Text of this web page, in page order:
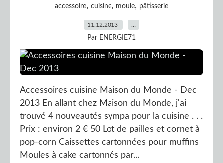
accessoire, cuisine, moule, pâtisserie
11.12.2013
Par ENERGIE71
Accessoires cuisine Maison du Monde - Dec
2013 En allant chez Maison du Monde, j'ai
trouvé 4 nouveautés sympa pour la cuisine . . .
Prix : environ 2 € 50 Lot de pailles et cornet à
pop-corn Caissettes cartonnées pour muffins
Moules à cake cartonnés par...